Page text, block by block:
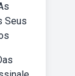
Seus